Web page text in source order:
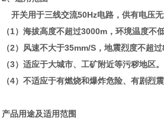
开关用于三线交流50Hz电路，供有电压
（1）海拔高度不超过3000m，环境温度不
（2）风速不大于35mm/S，地震烈度不超过
（3）适应于大城市、工矿附近等污秽地区。
（4）不适应于有燃烧和爆炸危险、有剧烈
产品用途及适用范围